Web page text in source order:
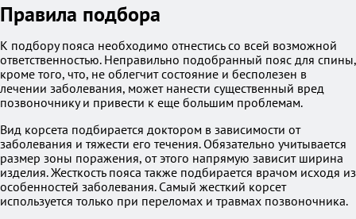
Правила подбора
К подбору пояса необходимо отнестись со всей возможной
ответственностью. Неправильно подобранный пояс для спины,
кроме того, что, не облегчит состояние и бесполезен в
лечении заболевания, может нанести существенный вред
позвоночнику и привести к еще большим проблемам.
Вид корсета подбирается доктором в зависимости от
заболевания и тяжести его течения. Обязательно учитывается
размер зоны поражения, от этого напрямую зависит ширина
изделия. Жесткость пояса также подбирается врачом исходя из
особенностей заболевания. Самый жесткий корсет
используется только при переломах и травмах позвоночника.